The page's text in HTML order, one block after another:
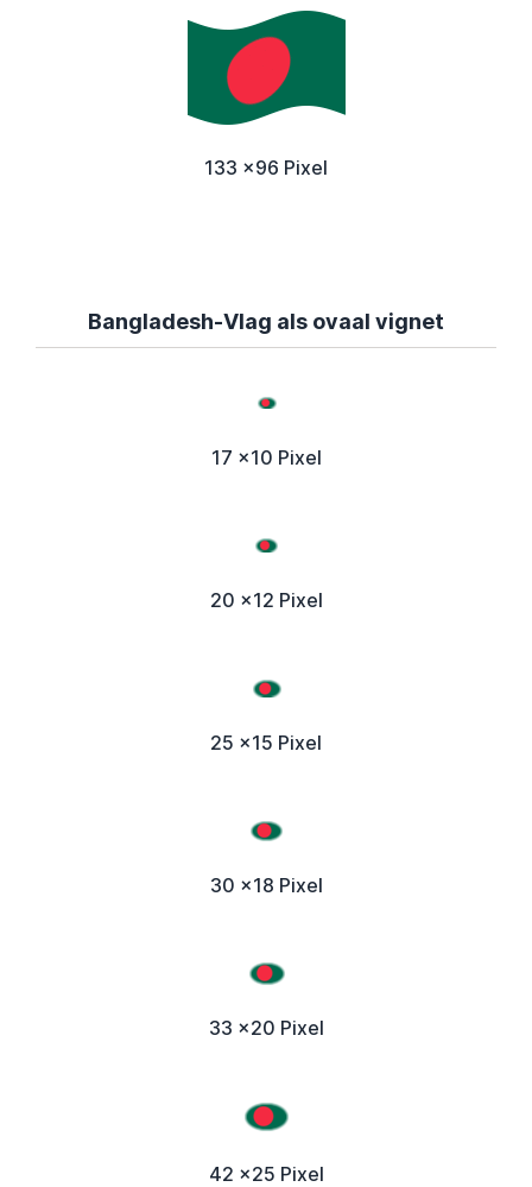
133 x96 Pixel
Bangladesh-Vlag als ovaal vignet
17 x10 Pixel
20 x12 Pixel
25 x15 Pixel
30 x18 Pixel
33 x20 Pixel
42 x25 Pixel